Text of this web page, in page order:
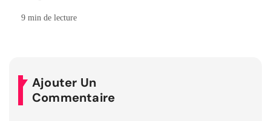
9 min de lecture
Ajouter Un
Commentaire